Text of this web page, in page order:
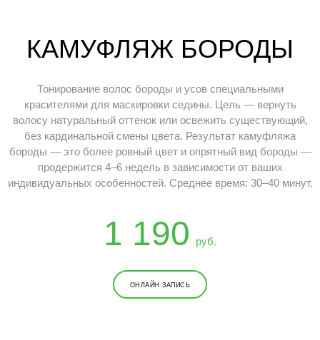
КАМУФЛЯЖ БОРОДЫ
Тонирование волос бороды и усов специальными
красителями для маскировки седины. Цель — вернуть
волосу натуральный оттенок или освежить существующий,
без кардинальной смены цвета. Результат камуфляжа
бороды — это более ровный цвет и опрятный вид бороды —
продержится 4–6 недель в зависимости от ваших
индивидуальных особенностей. Среднее время: 30–40 минут.
1 190руб.
ОНЛАЙН ЗАПИСЬ